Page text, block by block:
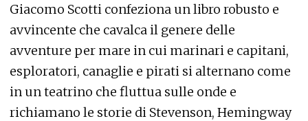
Giacomo Scotti confeziona un libro robusto e
avvincente che cavalca il genere delle
avventure per mare in cui marinari e capitani,
esploratori, canaglie e pirati si alternano come
in un teatrino che fluttua sulle onde e
richiamano le storie di Stevenson, Hemingway